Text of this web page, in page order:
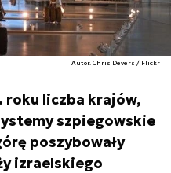
Autor. Chris Devers / Flickr
roku liczba krajów,
szpiegowskie
poszybowały
izraelskiego